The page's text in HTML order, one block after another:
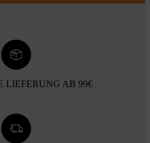
LIEFERUNG AB 99€